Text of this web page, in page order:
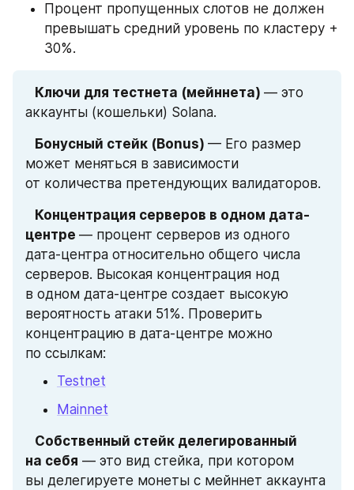
Процент пропущенных слотов не должен
превышать средний уровень по кластеру +
30%.
⠀Ключи для тестнета (мейннета) — это
аккаунты (кошельки) Solana.
⠀Бонусный стейк (Bonus) — Его размер
может меняться в зависимости
от количества претендующих валидаторов.
⠀Концентрация серверов в одном дата-
центре — процент серверов из одного
дата-центра относительно общего числа
серверов. Высокая концентрация нод
в одном дата-центре создает высокую
вероятность атаки 51%. Проверить
концентрацию в дата-центре можно
по ссылкам:
Testnet
Mainnet
⠀Собственный стейк делегированный
на себя — это вид стейка, при котором
вы делегируете монеты с мейннет аккаунта